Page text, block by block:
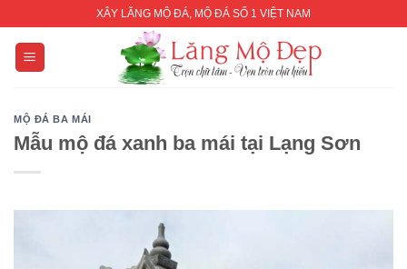
content
XÂY LĂNG MỘ ĐÁ, MỘ ĐÁ SỐ 1 VIỆT NAM
MỘ ĐÁ BA MÁI
Mẫu mộ đá xanh ba mái tại Lạng Sơn